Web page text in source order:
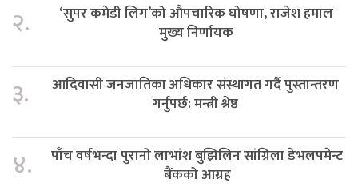
२.
‘सुपर कमेडी लिग’को औपचारिक घोषणा, राजेश हमाल
मुख्य निर्णायक
३.
आदिवासी जनजातिका अधिकार संस्थागत गर्दै पुस्तान्तरण
गर्नुपर्छ: मन्त्री श्रेष्ठ
४.
पाँच वर्षभन्दा पुरानो लाभांश बुझिलिन सांग्रिला डेभलपमेन्ट
बैंकको आग्रह